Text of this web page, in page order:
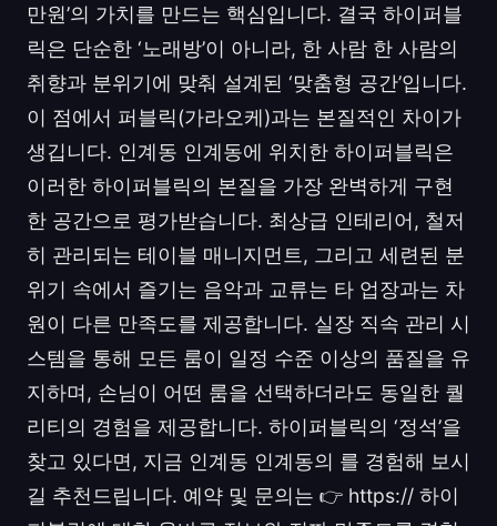
만원’의 가치를 만드는 핵심입니다. 결국 하이퍼블
릭은 단순한 ‘노래방’이 아니라, 한 사람 한 사람의
취향과 분위기에 맞춰 설계된 ‘맞춤형 공간’입니다.
이 점에서 퍼블릭(가라오케)과는 본질적인 차이가
생깁니다. 인계동 인계동에 위치한 하이퍼블릭은
이러한 하이퍼블릭의 본질을 가장 완벽하게 구현
한 공간으로 평가받습니다. 최상급 인테리어, 철저
히 관리되는 테이블 매니지먼트, 그리고 세련된 분
위기 속에서 즐기는 음악과 교류는 타 업장과는 차
원이 다른 만족도를 제공합니다. 실장 직속 관리 시
스템을 통해 모든 룸이 일정 수준 이상의 품질을 유
지하며, 손님이 어떤 룸을 선택하더라도 동일한 퀄
리티의 경험을 제공합니다. 하이퍼블릭의 ‘정석’을
찾고 있다면, 지금 인계동 인계동의 를 경험해 보시
길 추천드립니다. 예약 및 문의는 👉 https:// 하이